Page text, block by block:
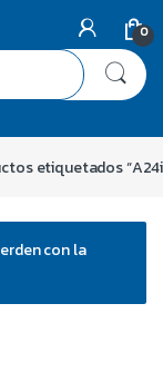
0
etiquetados
con la